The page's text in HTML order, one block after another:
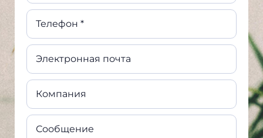
Телефон *
Электронная почта
Компания
Сообщение